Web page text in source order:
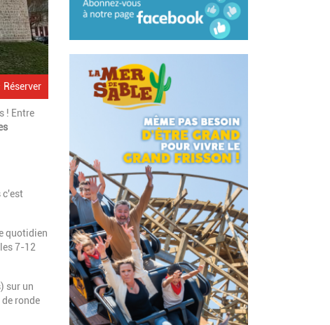
Réserver
! Entre
c'est
quotidien
7-12
sur un
ronde